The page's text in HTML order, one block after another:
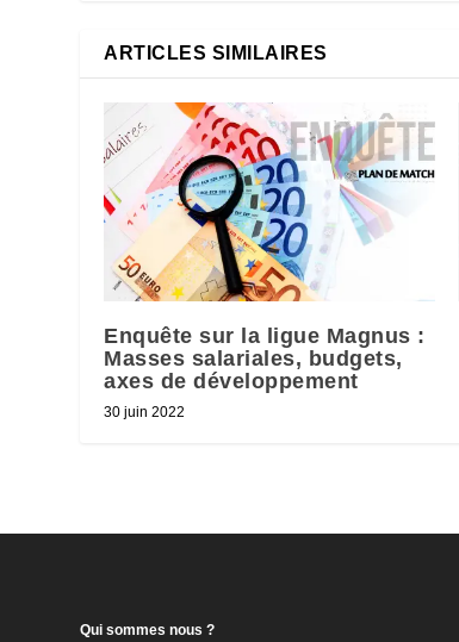
ARTICLES SIMILAIRES
Enquête sur la ligue Magnus :
Masses salariales, budgets,
axes de développement
30 juin 2022
Qui sommes nous ?